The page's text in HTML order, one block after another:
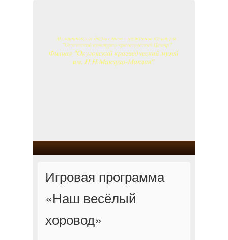
Игровая программа
«Наш весёлый
хоровод»